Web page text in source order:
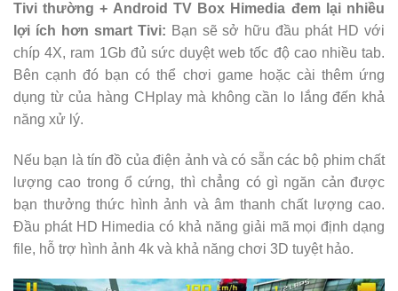
Tivi thường + Android TV Box Himedia đem lại nhiều
lợi ích hơn smart Tivi: Bạn sẽ sở hữu đầu phát HD với
chíp 4X, ram 1Gb đủ sức duyệt web tốc độ cao nhiều tab.
Bên cạnh đó bạn có thể chơi game hoặc cài thêm ứng
dụng từ của hàng CHplay mà không cần lo lắng đến khả
năng xử lý.
Nếu bạn là tín đồ của điện ảnh và có sẵn các bộ phim chất
lượng cao trong ổ cứng, thì chẳng có gì ngăn cản được
bạn thưởng thức hình ảnh và âm thanh chất lượng cao.
Đầu phát HD Himedia có khả năng giải mã mọi định dạng
file, hỗ trợ hình ảnh 4k và khả năng chơi 3D tuyệt hảo.